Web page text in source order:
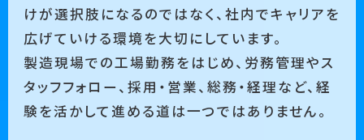
けが選択肢になるのではなく、社内でキャリアを
広げていける環境を大切にしています。
製造現場での工場勤務をはじめ、労務管理やス
タッフフォロー、採用・営業、総務・経理など、経
験を活かして進める道は一つではありません。